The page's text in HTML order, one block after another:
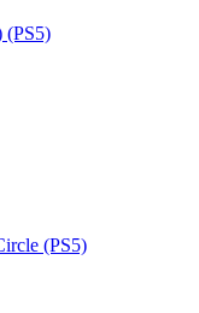
(PS5)
(PS5)